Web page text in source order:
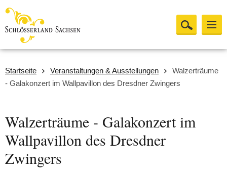
Startseite Veranstaltungen & Ausstellungen
Walzerträume
- Galakonzert im Wallpavillon des Dresdner Zwingers
Walzerträume - Galakonzert im
Wallpavillon des Dresdner
Zwingers